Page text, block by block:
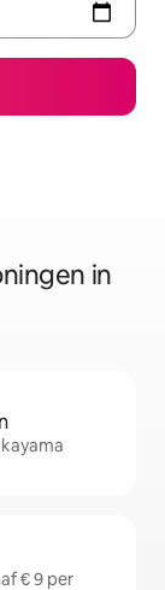
in
€ 9 per